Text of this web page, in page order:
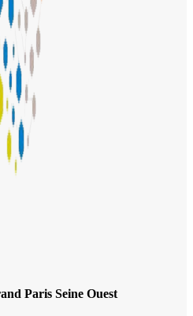
Paris Seine Ouest